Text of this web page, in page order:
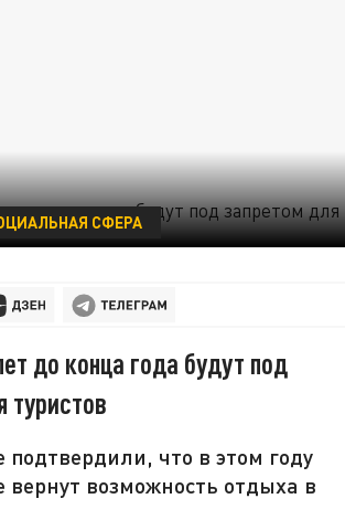
СФЕРА
до конца года будут под
туристов
подтвердили, что в этом году
вернут возможность отдыха в